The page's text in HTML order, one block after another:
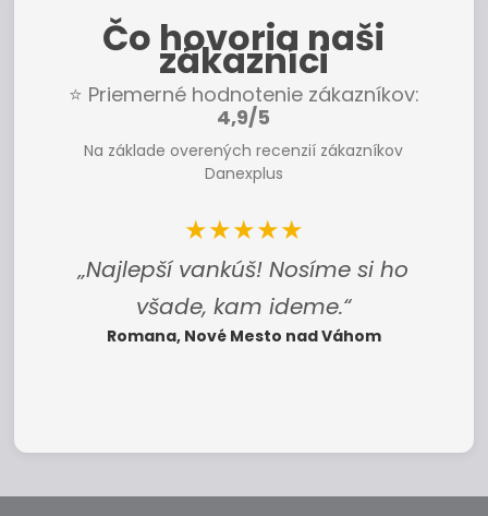
Čo hovoria naši
zákazníci
⭐ Priemerné hodnotenie zákazníkov:
4,9/5
Na základe overených recenzií zákazníkov
Danexplus
★★★★★
„Najlepší vankúš! Nosíme si ho
všade, kam ideme.“
Romana, Nové Mesto nad Váhom